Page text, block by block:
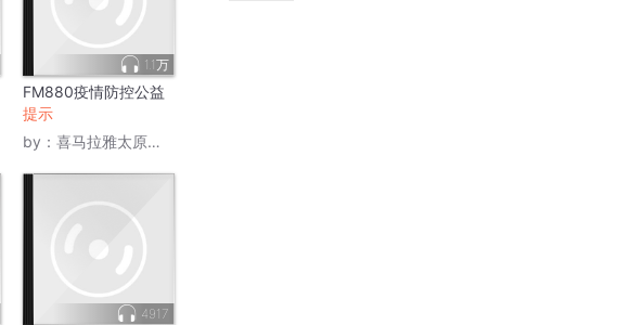
1.1万
FM880疫情防控公益
提示
by： 喜马拉雅太原营销商
4917